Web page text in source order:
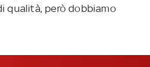
qualità, però dobbiamo